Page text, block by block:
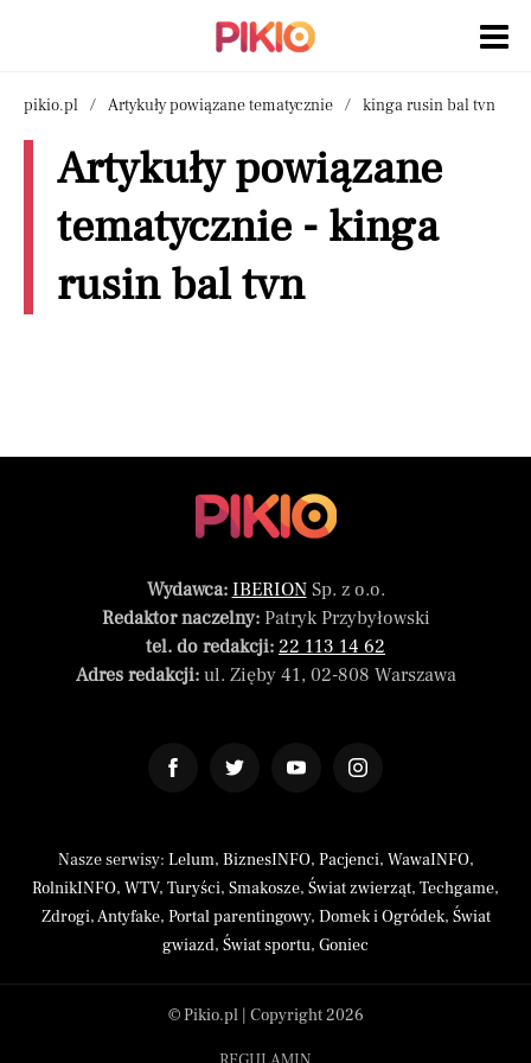
pikio.pl Artykuły powiązane tematycznie kinga rusin bal tvn
Artykuły powiązane
tematycznie - kinga
rusin bal tvn
Wydawca: IBERIONSp. z o.o.
Redaktor naczelny:Patryk Przybyłowski
tel. do redakcji: 22 113 14 62
Adres redakcji:ul. Zięby 41, 02-808 Warszawa
Nasze serwisy: Lelum, BiznesINFO, Pacjenci, WawaINFO,
RolnikINFO, WTV, Turyści, Smakosze, Świat zwierząt, Techgame,
Zdrogi,Antyfake, Portal parentingowy, Domek i Ogródek, Świat
gwiazd, Świat sportu, Goniec
© Pikio.pl | Copyright 2026